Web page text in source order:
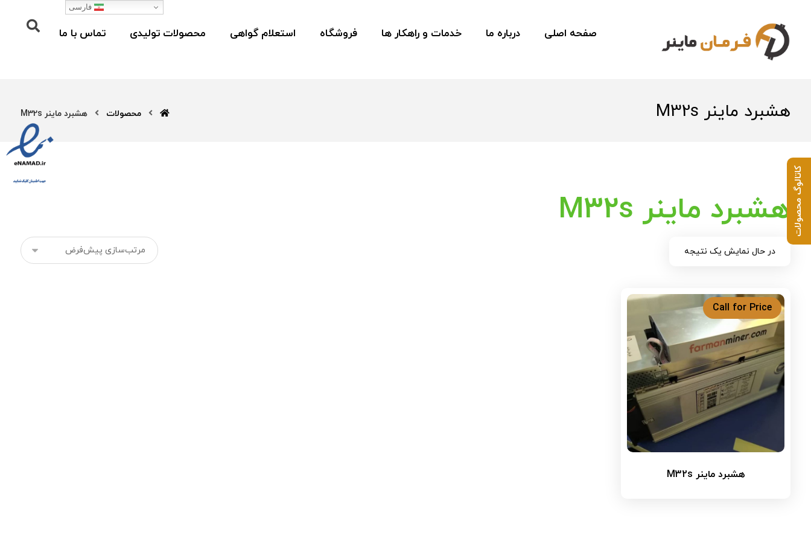
صفحه اصلی درباره ما خدمات و راهکار ها فروشگاه استعلام گواهی محصولات تولیدی تماس با ما
هشبرد ماینر M32s محصولات هشبرد ماینر M32s
هشبرد ماینر M32s
در حال نمایش یک نتیجه
هشبرد ماینر M32s
Call for Price
فارسی
کاتالوگ محصولات